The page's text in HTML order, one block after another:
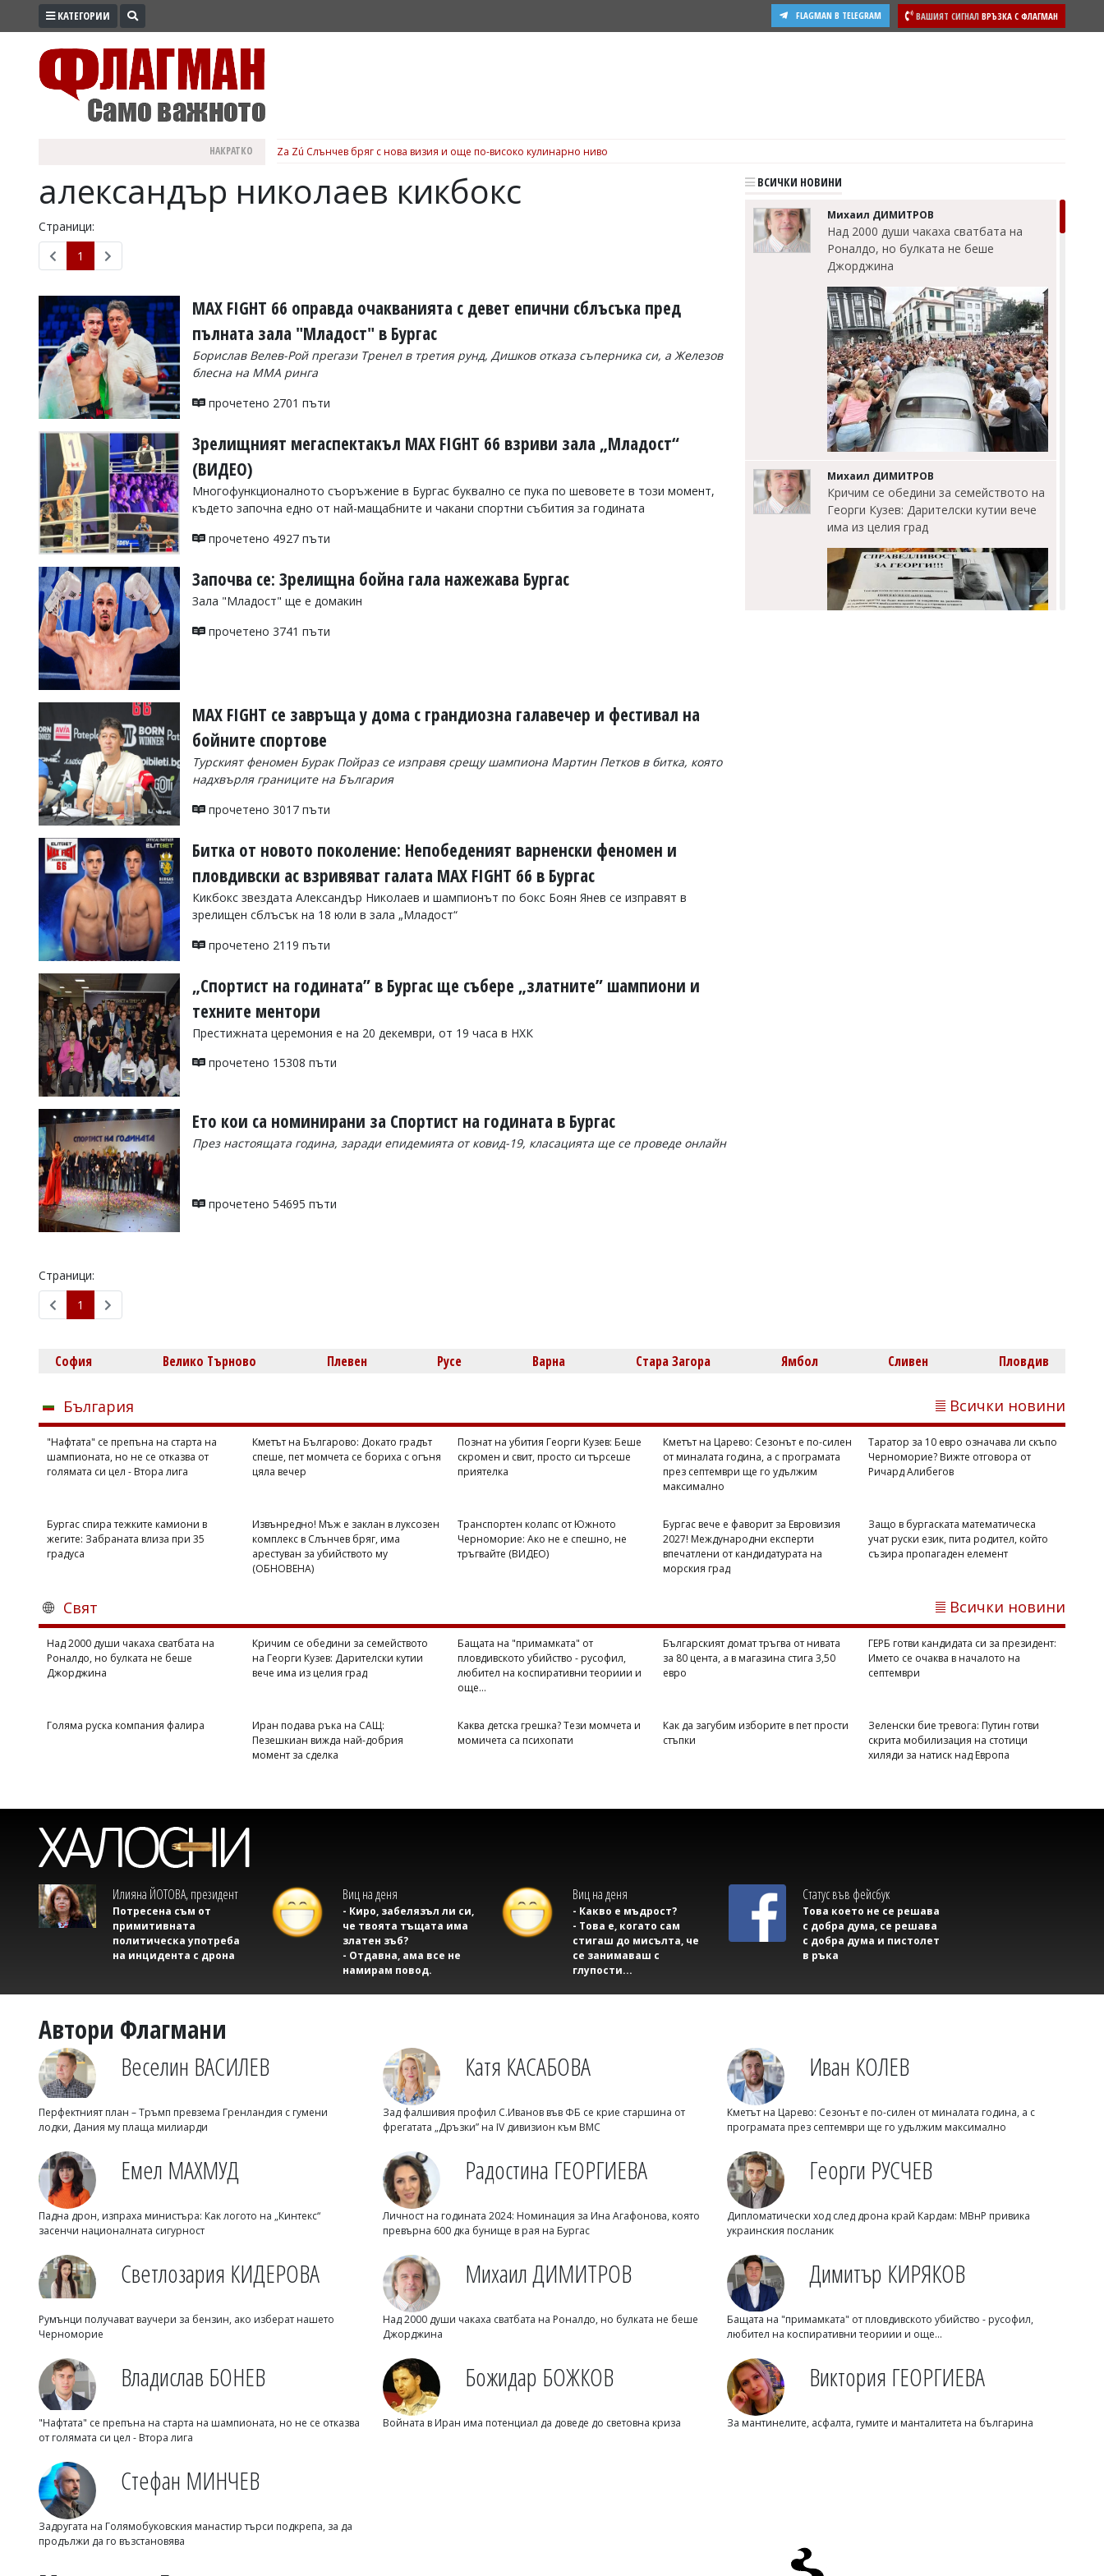
ПРОМО
ЗДРАВЕ
ПОЛИТИКА
ОБЩИНИ
ОБЩЕСТВО
ЛАЙФСТАЙЛ
ВОЙНАТА
УКРАЙНА
СПОРТ
РАЗСЛЕДВАНЕ
БИЗНЕС
Управители:
Веселин
Василев,
v.vasilev@flagman.bg
Касабова,
k.kassabova@flagman.bg
Главен
Колев,
office@flagman.bg
Коментарите
статиите
въвеждат
читателите
редакцията
отговорност
откриете
обиден
коментар,
сигнализирайте
КАТЕГОРИИ ВАШИЯТ СИГНАЛ ВРЪЗКА С ФЛАГМАН
FLAGMAN В TELEGRAM
НАКРАТКО Za Zú Слънчев бряг с нова визия и още по-високо кулинарно ниво
александър николаев кикбокс
Страници:
1
MAX FIGHT 66 оправда очакванията с девет епични сблъсъка пред
пълната зала "Младост" в Бургас
Борислав Велев-Рой прегази Тренел в третия рунд, Дишков отказа съперника си, а Железов
блесна на ММА ринга
прочетено 2701 пъти
Зрелищният мегаспектакъл MAX FIGHT 66 взриви зала „Младост“
(ВИДЕО)
Многофункционалното съоръжение в Бургас буквално се пука по шевовете в този момент,
където започна едно от най-мащабните и чакани спортни събития за годината
прочетено 4927 пъти
Започва се: Зрелищна бойна гала нажежава Бургас
Зала "Младост" ще е домакин
прочетено 3741 пъти
MAX FIGHT се завръща у дома с грандиозна галавечер и фестивал на
бойните спортове
Турският феномен Бурак Пойраз се изправя срещу шампиона Мартин Петков в битка, която
надхвърля границите на България
прочетено 3017 пъти
Битка от новото поколение: Непобеденият варненски феномен и
пловдивски ас взривяват галата MAX FIGHT 66 в Бургас
Кикбокс звездата Александър Николаев и шампионът по бокс Боян Янев се изправят в
зрелищен сблъсък на 18 юли в зала „Младост“
прочетено 2119 пъти
„Спортист на годината” в Бургас ще събере „златните” шампиони и
техните ментори
Престижната церемония е на 20 декември, от 19 часа в НХК
прочетено 15308 пъти
Ето кои са номинирани за Спортист на годината в Бургас
През настоящата година, заради епидемията от ковид-19, класацията ще се проведе онлайн
прочетено 54695 пъти
Страници:
1
ВСИЧКИ НОВИНИ
Михаил ДИМИТРОВ
Над 2000 души чакаха сватбата на
Роналдо, но булката не беше
Джорджина
Михаил ДИМИТРОВ
Кричим се обедини за семейството на
Георги Кузев: Дарителски кутии вече
има из целия град
Михаил ДИМИТРОВ
Таратор за 10 евро означава ли скъпо
Черноморие? Вижте отговора от
Бургас спира тежките камиони в
Михаил ДИМИТРОВ
ГЕРБ готви кандидата си за президент:
септември
Димитър КИРЯКОВ
Голяма руска компания фалира
София Велико Търново Плевен Русе Варна Стара Загора Ямбол Сливен Пловдив
България Всички новини
"Нафтата" се препъна на старта на
шампионата, но не се отказва от
голямата си цел - Втора лига
Кметът на Българово: Докато градът
спеше, пет момчета се бориха с огъня
цяла вечер
Познат на убития Георги Кузев: Беше
скромен и свит, просто си търсеше
приятелка
Кметът на Царево: Сезонът е по-силен
от миналата година, а с програмата
през септември ще го удължим
максимално
Таратор за 10 евро означава ли скъпо
Черноморие? Вижте отговора от
Ричард Алибегов
Бургас спира тежките камиони в
жегите: Забраната влиза при 35
градуса
Извънредно! Мъж е заклан в луксозен
комплекс в Слънчев бряг, има
арестуван за убийството му
(ОБНОВЕНА)
Транспортен колапс от Южното
Черноморие: Ако не е спешно, не
тръгвайте (ВИДЕО)
Бургас вече е фаворит за Евровизия
2027! Международни експерти
впечатлени от кандидатурата на
морския град
Защо в бургаската математическа
учат руски език, пита родител, който
съзира пропагаден елемент
Свят Всички новини
Над 2000 души чакаха сватбата на
Роналдо, но булката не беше
Джорджина
Кричим се обедини за семейството
на Георги Кузев: Дарителски кутии
вече има из целия град
Бащата на "примамката" от
пловдивското убийство - русофил,
любител на коспиративни теориии и
още...
Българският домат тръгва от нивата
за 80 цента, а в магазина стига 3,50
евро
ГЕРБ готви кандидата си за президент:
Името се очаква в началото на
септември
Голяма руска компания фалира
Иран подава ръка на САЩ:
Пезешкиан вижда най-добрия
момент за сделка
Каква детска грешка? Тези момчета и
момичета са психопати
Как да загубим изборите в пет прости
стъпки
Зеленски бие тревога: Путин готви
скрита мобилизация на стотици
хиляди за натиск над Европа
Илияна ЙОТОВА, президент
Потресена съм от
примитивната
политическа употреба
на инцидента с дрона
Виц на деня
- Киро, забелязъл ли си,
че твоята тъщата има
златен зъб?
- Отдавна, ама все не
намирам повод.
Виц на деня
- Какво е мъдрост?
- Това е, когато сам
стигаш до мисълта, че
се занимаваш с
глупости...
Статус във фейсбук
Това което не се решава
с добра дума, се решава
с добра дума и пистолет
в ръка
Автори Флагмани
Веселин ВАСИЛЕВ
Перфектният план – Тръмп превзема Гренландия с гумени
лодки, Дания му плаща милиарди
Катя КАСАБОВА
Зад фалшивия профил С.Иванов във ФБ се крие старшина от
фрегатата „Дръзки” на IV дивизион към ВМС
Иван КОЛЕВ
Кметът на Царево: Сезонът е по-силен от миналата година, а с
програмата през септември ще го удължим максимално
Емел МАХМУД
Падна дрон, изпраха министъра: Как логото на „Кинтекс“
засенчи националната сигурност
Радостина ГЕОРГИЕВА
Личност на годината 2024: Номинация за Ина Агафонова, която
превърна 600 дка бунище в рая на Бургас
Георги РУСЧЕВ
Дипломатически ход след дрона край Кардам: МВнР привика
украинския посланик
Светлозария КИДЕРОВА
Румънци получават ваучери за бензин, ако изберат нашето
Черноморие
Михаил ДИМИТРОВ
Над 2000 души чакаха сватбата на Роналдо, но булката не беше
Джорджина
Димитър КИРЯКОВ
Бащата на "примамката" от пловдивското убийство - русофил,
любител на коспиративни теориии и още...
Владислав БОНЕВ
"Нафтата" се препъна на старта на шампионата, но не се отказва
от голямата си цел - Втора лига
Божидар БОЖКОВ
Войната в Иран има потенциал да доведе до световна криза
Виктория ГЕОРГИЕВА
За мантинелите, асфалта, гумите и манталитета на българина
Стефан МИНЧЕВ
Задругата на Голямобуковския манастир търси подкрепа, за да
продължи да го възстановява